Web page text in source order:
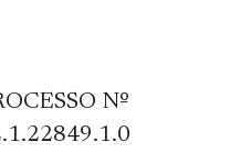
Nº